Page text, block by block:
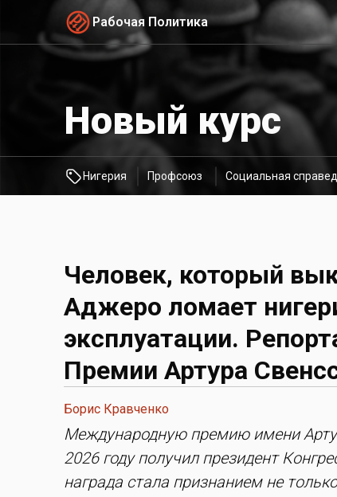
Рабочая Политика
Новый курс
Нигерия Профсоюз Социальная
Человек, который
Аджеро ломает
эксплуатации.
Премии Артура
Борис Кравченко
Международную премию имени
2026 году получил президент
награда стала признанием не